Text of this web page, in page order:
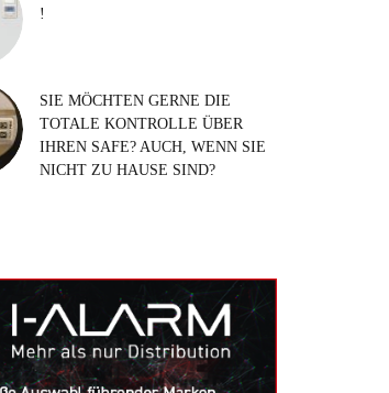
!
SIE MÖCHTEN GERNE DIE
TOTALE KONTROLLE ÜBER
IHREN SAFE? AUCH, WENN SIE
NICHT ZU HAUSE SIND?